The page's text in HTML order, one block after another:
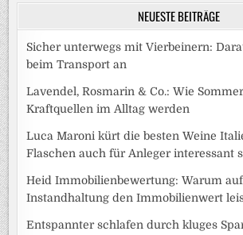
NEUESTE BEITRÄGE
Sicher unterwegs mit Vierbeinern:
beim Transport an
Lavendel, Rosmarin & Co.: Wie
Kraftquellen im Alltag werden
Luca Maroni kürt die besten Weine
Flaschen auch für Anleger interessant
Heid Immobilienbewertung: Warum
Instandhaltung den Immobilienwert
Entspannter schlafen durch kluges